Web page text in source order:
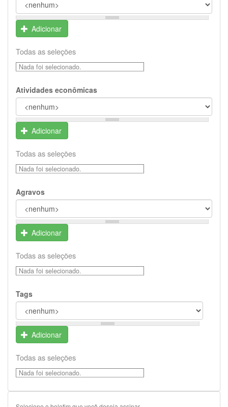
Adicionar
Todas as seleções
Nada foi selecionado.
Atividades econômicas
Adicionar
Todas as seleções
Nada foi selecionado.
Agravos
Adicionar
Todas as seleções
Nada foi selecionado.
Tags
Adicionar
Todas as seleções
Nada foi selecionado.